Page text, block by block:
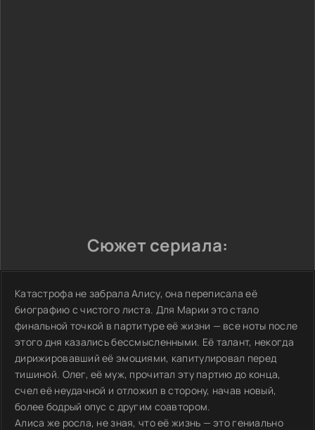
Сюжет сериала:
Катастрофа не забрала Алису, она переписала её
биографию с чистого листа. Для Марии это стало
финальной точкой в партитуре её жизни — все ноты после
этого дня казались бессмысленными. Её талант, некогда
дирижировавший её эмоциями, капитулировал перед
тишиной. Олег, её муж, прочитал эту партию до конца,
счел её неудачной и отложил в сторону, начав новый,
более бодрый опус с другим соавтором.
Алиса же росла, не зная, что её жизнь — это гениально